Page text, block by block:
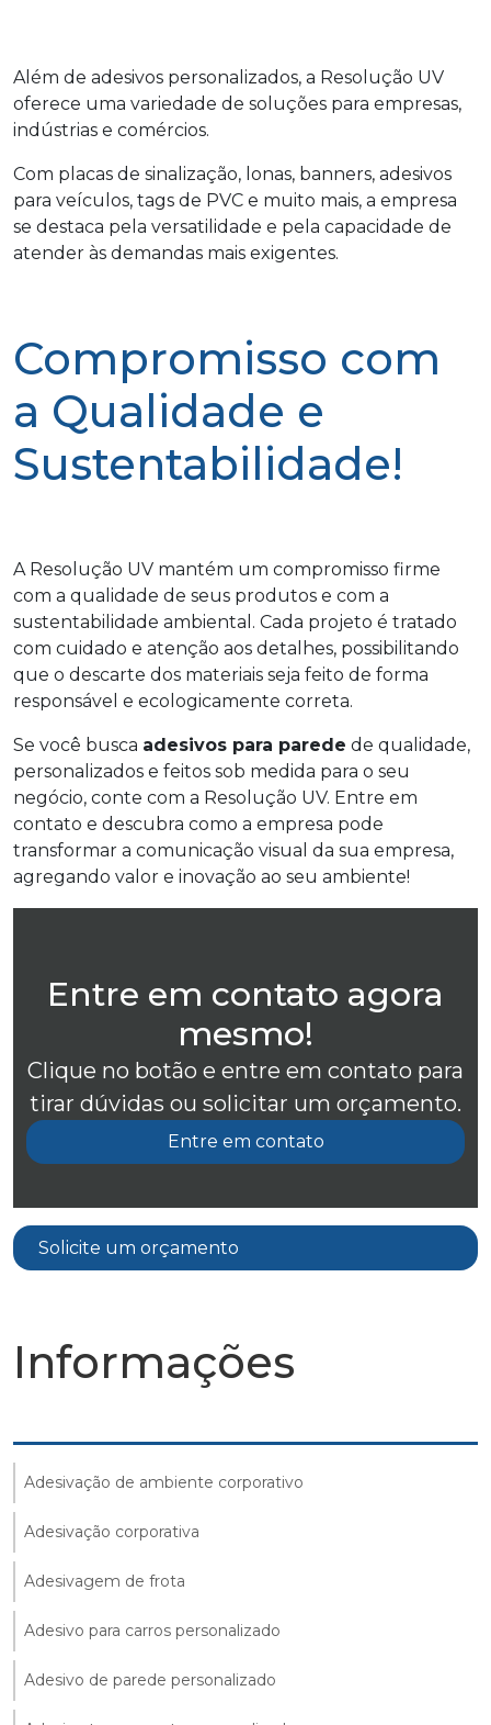
Além de adesivos personalizados, a Resolução UV
oferece uma variedade de soluções para empresas,
indústrias e comércios.
Com placas de sinalização, lonas, banners, adesivos
para veículos, tags de PVC e muito mais, a empresa
se destaca pela versatilidade e pela capacidade de
atender às demandas mais exigentes.
Compromisso com
a Qualidade e
Sustentabilidade!
A Resolução UV mantém um compromisso firme
com a qualidade de seus produtos e com a
sustentabilidade ambiental. Cada projeto é tratado
com cuidado e atenção aos detalhes, possibilitando
que o descarte dos materiais seja feito de forma
responsável e ecologicamente correta.
Se você busca adesivos para parede de qualidade,
personalizados e feitos sob medida para o seu
negócio, conte com a Resolução UV. Entre em
contato e descubra como a empresa pode
transformar a comunicação visual da sua empresa,
agregando valor e inovação ao seu ambiente!
Entre em contato agora
mesmo!
Clique no botão e entre em contato para
tirar dúvidas ou solicitar um orçamento.
Entre em contato
Solicite um orçamento
Informações
Adesivação de ambiente corporativo
Adesivação corporativa
Adesivagem de frota
Adesivo para carros personalizado
Adesivo de parede personalizado